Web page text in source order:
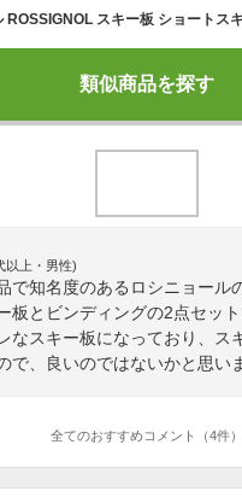
類似商品を探す
以上・男性)
で知名度のあるロシニョール
板とビンディングの2点セッ
なスキー板になっており、ス
で、良いのではないかと思い
全てのおすすめコメント（4件）